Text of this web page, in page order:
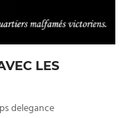
LES
delegance